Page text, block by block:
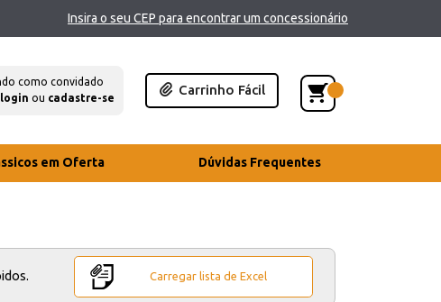
Insira o seu CEP para encontrar um concessionário
como convidado
login ou cadastre-se
Carrinho Fácil
em Oferta Dúvidas Frequentes
Carregar lista de Excel